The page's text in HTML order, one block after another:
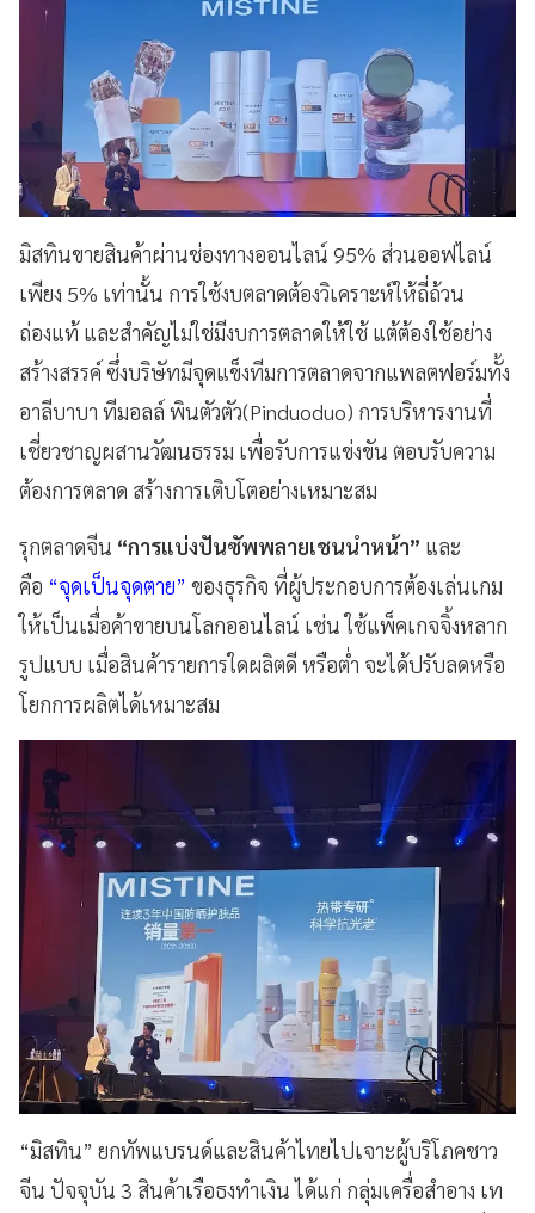
มิสทินขายสินค้าผ่านช่องทางออนไลน์ 95% ส่วนออฟไลน์
เพียง 5% เท่านั้น การใช้งบตลาดต้องวิเคราะห์ให้ถี่ถ้วน
ถ่องแท้ และสำคัญไม่ใช่มีงบการตลาดให้ใช้ แต้ต้องใช้อย่าง
สร้างสรรค์ ซึ่งบริษัทมีจุดแข็งทีมการตลาดจากแพลตฟอร์มทั้ง
อาลีบาบา ทีมอลล์ พินตัวตัว(Pinduoduo) การบริหารงานที่
เชี่ยวชาญผสานวัฒนธรรม เพื่อรับการแข่งขัน ตอบรับความ
ต้องการตลาด สร้างการเติบโตอย่างเหมาะสม
รุกตลาดจีน “การแบ่งปันซัพพลายเชนนำหน้า” และ
คือ “จุดเป็นจุดตาย” ของธุรกิจ ที่ผู้ประกอบการต้องเล่นเกม
ให้เป็นเมื่อค้าขายบนโลกออนไลน์ เช่น ใช้แพ็คเกจจิ้งหลาก
รูปแบบ เมื่อสินค้ารายการใดผลิตดี หรือต่ำ จะได้ปรับลดหรือ
โยกการผลิตได้เหมาะสม
“มิสทิน” ยกทัพแบรนด์และสินค้าไทยไปเจาะผู้บริโภคชาว
จีน ปัจจุบัน 3 สินค้าเรือธงทำเงิน ได้แก่ กลุ่มเครื่อสำอาง เท